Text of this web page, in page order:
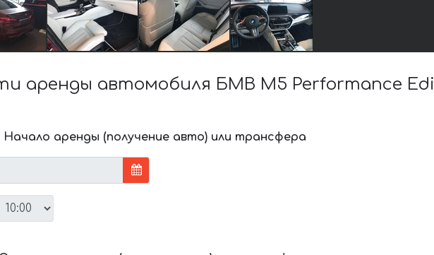
аренды автомобиля БМВ M5 Performance
Начало аренды (получение авто) или трансфера